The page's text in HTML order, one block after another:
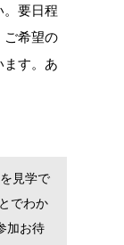
。要日程
ご希望の
ます。あ
見学で
でわか
加お待